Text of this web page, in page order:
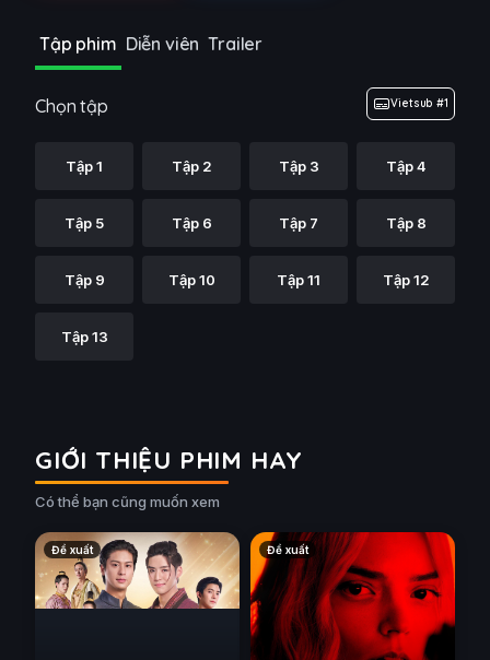
Tập phim Diễn viên Trailer
Chọn tập Vietsub #1
Tập 1 Tập 2 Tập 3 Tập 4
Tập 5 Tập 6 Tập 7 Tập 8
Tập 9 Tập 10 Tập 11 Tập 12
Tập 13
GIỚI THIỆU PHIM HAY
Có thể bạn cũng muốn xem
Đề xuất Đề xuất